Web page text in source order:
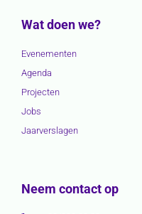
Wat doen we?
Evenementen
Agenda
Projecten
Jobs
Jaarverslagen
Neem contact op